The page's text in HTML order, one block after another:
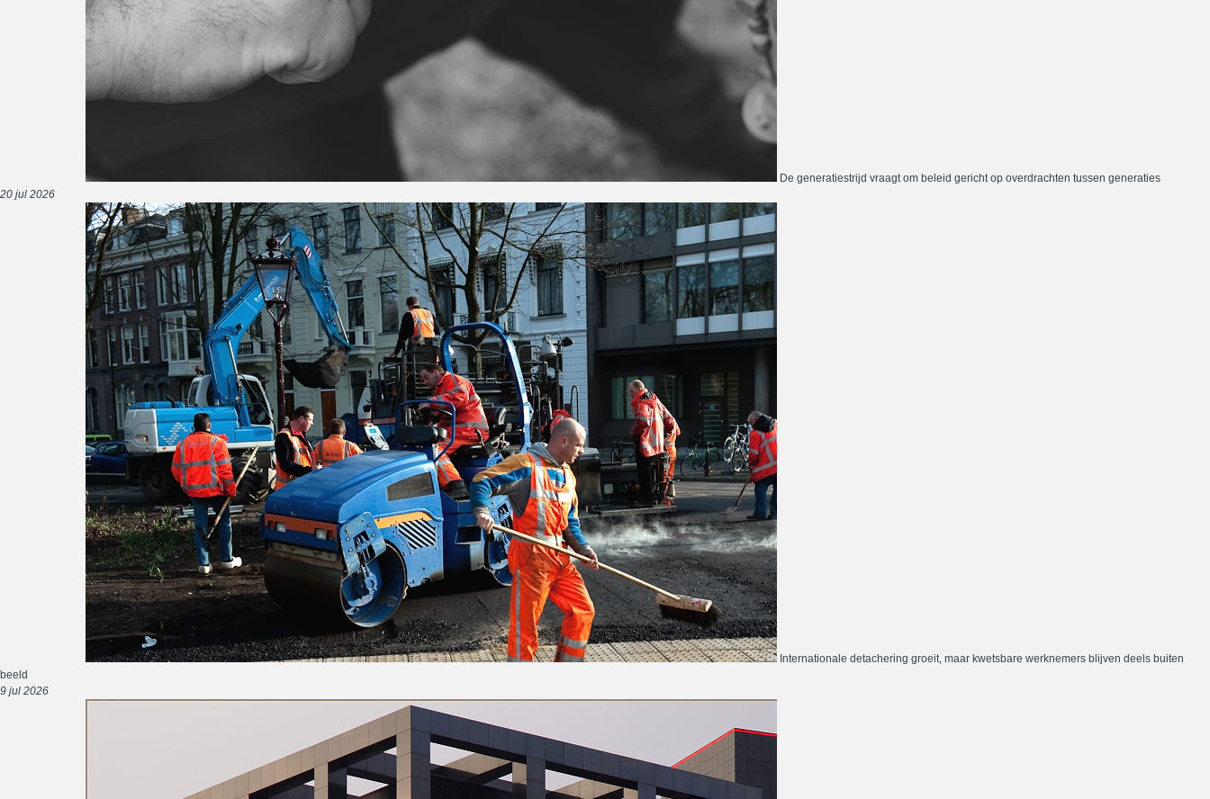
De generatiestrijd vraagt om beleid gericht op overdrachten tussen generaties
20 jul 2026
Internationale detachering groeit, maar kwetsbare werknemers blijven deels buiten
beeld
9 jul 2026